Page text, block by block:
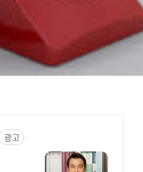
광고